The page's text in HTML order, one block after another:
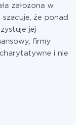
założona w
że ponad
jej
firmy
i nie